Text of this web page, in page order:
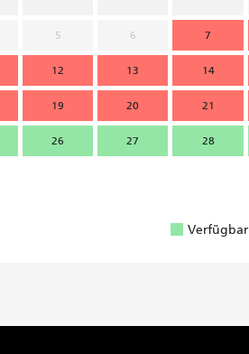
5 6 7
12 13 14
19 20 21
26 27 28
Verfügbar